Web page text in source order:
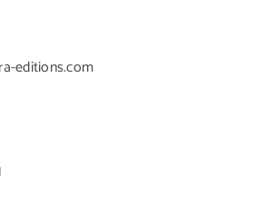
editions.com